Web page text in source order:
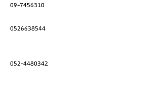
09-7456310
0526638544
052-4480342